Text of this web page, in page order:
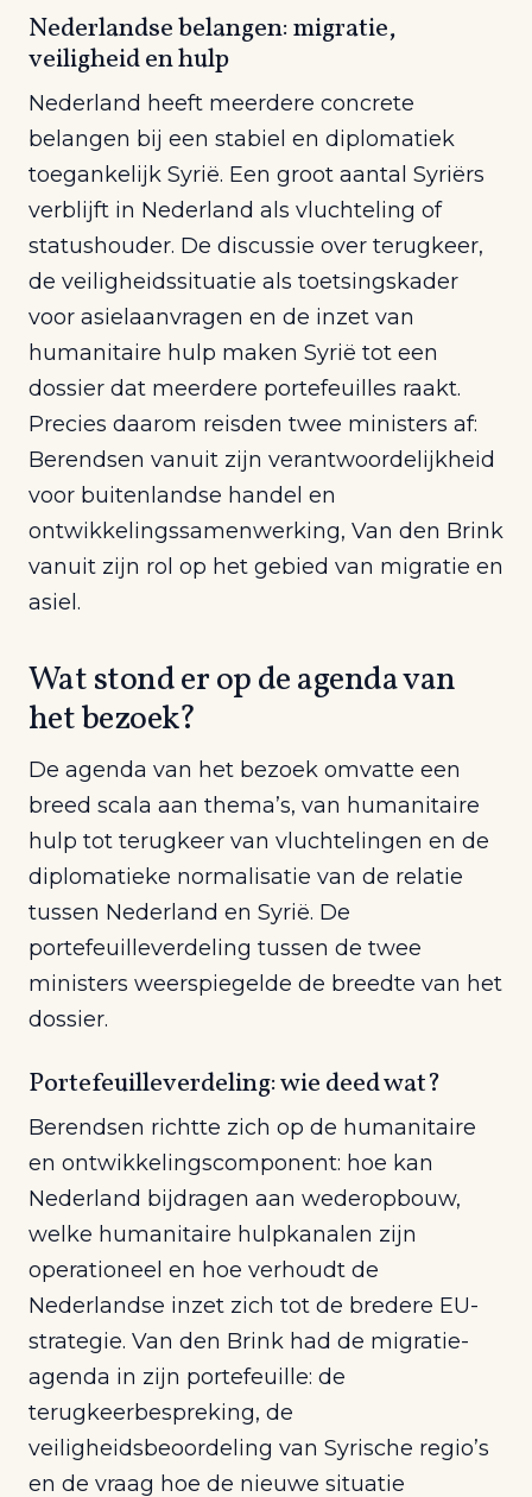
Nederlandse belangen: migratie,
veiligheid en hulp
Nederland heeft meerdere concrete
belangen bij een stabiel en diplomatiek
toegankelijk Syrië. Een groot aantal Syriërs
verblijft in Nederland als vluchteling of
statushouder. De discussie over terugkeer,
de veiligheidssituatie als toetsingskader
voor asielaanvragen en de inzet van
humanitaire hulp maken Syrië tot een
dossier dat meerdere portefeuilles raakt.
Precies daarom reisden twee ministers af:
Berendsen vanuit zijn verantwoordelijkheid
voor buitenlandse handel en
ontwikkelingssamenwerking, Van den Brink
vanuit zijn rol op het gebied van migratie en
asiel.
Wat stond er op de agenda van
het bezoek?
De agenda van het bezoek omvatte een
breed scala aan thema’s, van humanitaire
hulp tot terugkeer van vluchtelingen en de
diplomatieke normalisatie van de relatie
tussen Nederland en Syrië. De
portefeuilleverdeling tussen de twee
ministers weerspiegelde de breedte van het
dossier.
Portefeuilleverdeling: wie deed wat?
Berendsen richtte zich op de humanitaire
en ontwikkelingscomponent: hoe kan
Nederland bijdragen aan wederopbouw,
welke humanitaire hulpkanalen zijn
operationeel en hoe verhoudt de
Nederlandse inzet zich tot de bredere EU-
strategie. Van den Brink had de migratie-
agenda in zijn portefeuille: de
terugkeerbespreking, de
veiligheidsbeoordeling van Syrische regio’s
en de vraag hoe de nieuwe situatie